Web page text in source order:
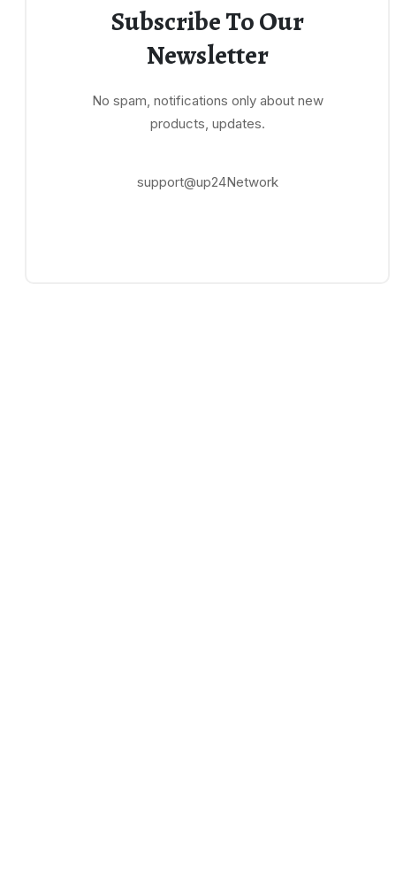
Subscribe To Our
Newsletter
No spam, notifications only about new
products, updates.
support@up24Network